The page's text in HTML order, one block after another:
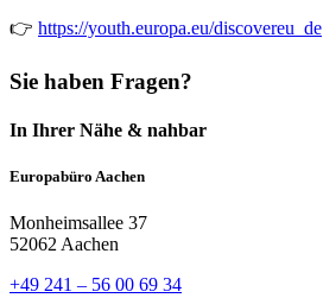
👉 https://youth.europa.eu/discovereu_de
Sie haben Fragen?
In Ihrer Nähe & nahbar
Europabüro Aachen
Monheimsallee 37
52062 Aachen
+49 241 – 56 00 69 34